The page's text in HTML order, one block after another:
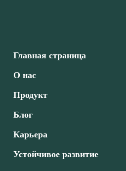
Главная страница
О нас
Продукт
Блог
Карьера
Устойчивое развитие